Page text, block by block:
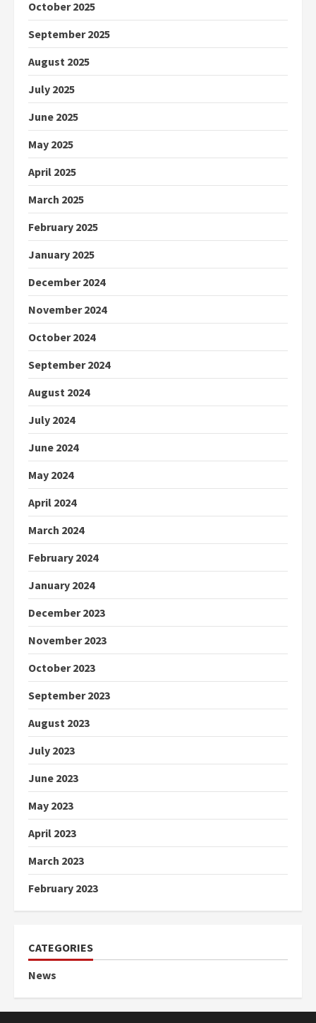
October 2025
September 2025
August 2025
July 2025
June 2025
May 2025
April 2025
March 2025
February 2025
January 2025
December 2024
November 2024
October 2024
September 2024
August 2024
July 2024
June 2024
May 2024
April 2024
March 2024
February 2024
January 2024
December 2023
November 2023
October 2023
September 2023
August 2023
July 2023
June 2023
May 2023
April 2023
March 2023
February 2023
CATEGORIES
News